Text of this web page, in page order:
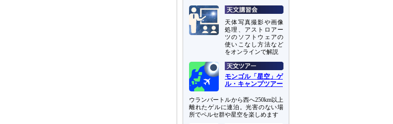
天体写真撮影や画像
処理、アストロアー
ツのソフトウェアの
使いこなし方法など
をオンラインで解説
モンゴル「星空」ゲ
ル・キャンプツアー
ウランバートルから西へ250km以上
離れたゲルに連泊。光害のない場
所でペルセ群や星空を楽しめます